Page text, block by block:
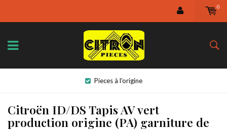
0
Pieces à l'origine
Citroën ID/DS Tapis AV vert
production origine (PA) garniture de